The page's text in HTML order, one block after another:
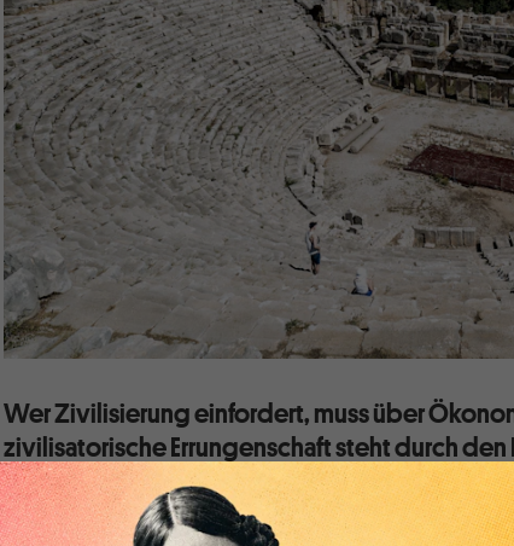
Wer Zivilisierung einfordert, muss über
zivilisatorische Errungenschaft steht durch
(noch) rechtere Kräfte unter Beschuss. Ein
Geschichte ziehen.